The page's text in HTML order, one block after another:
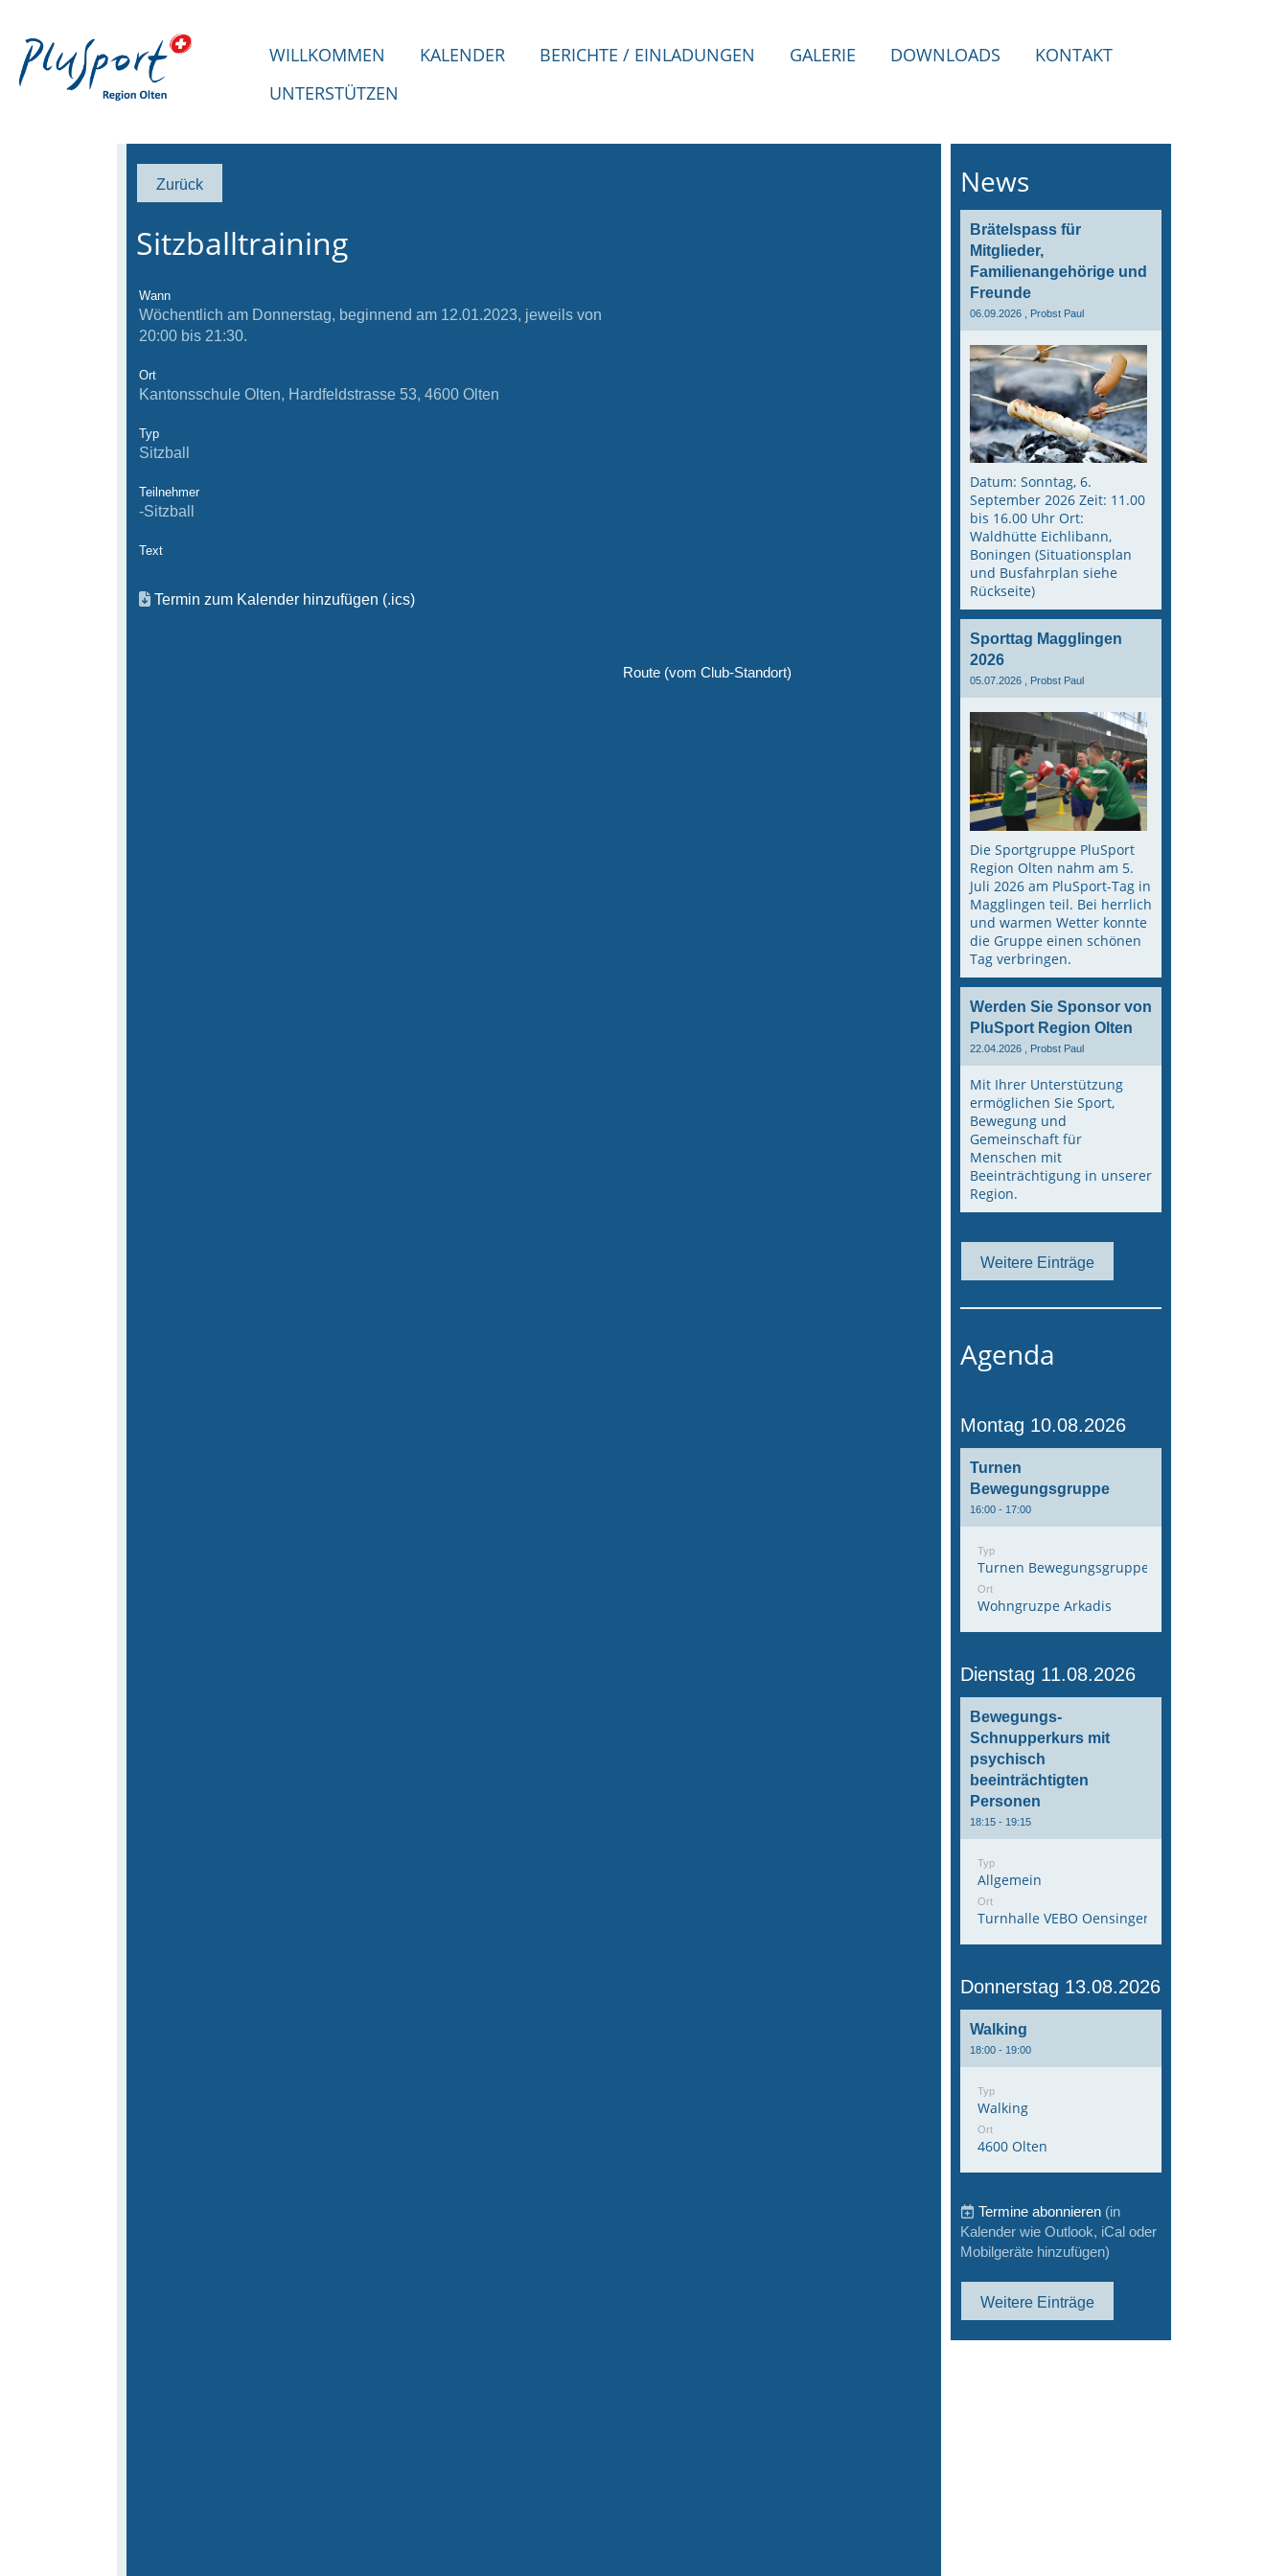
WILLKOMMEN KALENDER BERICHTE / EINLADUNGEN GALERIE DOWNLOADS
KONTAKT
UNTERSTÜTZEN
Zurück
Sitzballtraining
Wann
Wöchentlich am Donnerstag, beginnend am 12.01.2023, jeweils von
20:00 bis 21:30.
Ort
Kantonsschule Olten, Hardfeldstrasse 53, 4600 Olten
Typ
Sitzball
Teilnehmer
-Sitzball
Text
Termin zum Kalender hinzufügen (.ics)
Route (vom Club-Standort)
News
Brätelspass für
Mitglieder,
Familienangehörige und
Freunde
06.09.2026 , Probst Paul
Datum: Sonntag, 6.
September 2026 Zeit: 11.00
bis 16.00 Uhr Ort:
Waldhütte Eichlibann,
Boningen (Situationsplan
und Busfahrplan siehe
Rückseite)
Sporttag Magglingen
2026
05.07.2026 , Probst Paul
Die Sportgruppe PluSport
Region Olten nahm am 5.
Juli 2026 am PluSport-Tag in
Magglingen teil. Bei herrlich
und warmen Wetter konnte
die Gruppe einen schönen
Tag verbringen.
Werden Sie Sponsor von
PluSport Region Olten
22.04.2026 , Probst Paul
Mit Ihrer Unterstützung
ermöglichen Sie Sport,
Bewegung und
Gemeinschaft für
Menschen mit
Beeinträchtigung in unserer
Region.
Weitere Einträge
Agenda
Montag 10.08.2026
Turnen
Bewegungsgruppe
16:00 - 17:00
Typ
Turnen Bewegungsgruppe
Ort
Wohngruzpe Arkadis
Dienstag 11.08.2026
Bewegungs-
Schnupperkurs mit
psychisch
beeinträchtigten
Personen
18:15 - 19:15
Typ
Allgemein
Ort
Turnhalle VEBO Oensingen
Donnerstag 13.08.2026
Walking
18:00 - 19:00
Typ
Walking
Ort
4600 Olten
Termine abonnieren (in
Kalender wie Outlook, iCal oder
Mobilgeräte hinzufügen)
Weitere Einträge